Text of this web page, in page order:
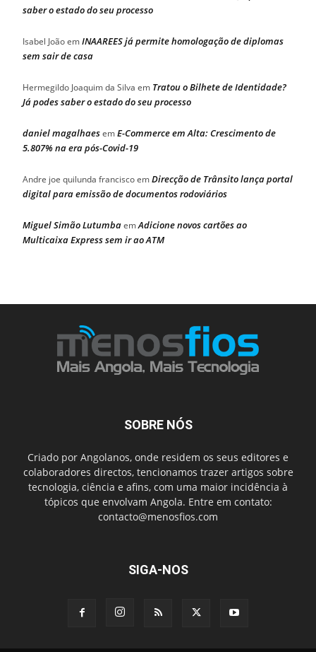
saber o estado do seu processo
Isabel JoãoemINAAREES já permite homologação de diplomas
sem sair de casa
Hermegildo Joaquim da Silva em Tratou o Bilhete de Identidade?
Já podes saber o estado do seu processo
daniel magalhaesemE-Commerce em Alta: Crescimento de
5.807% na era pós-Covid-19
Andre joe quilunda franciscoemDirecção de Trânsito lança portal
digital para emissão de documentos rodoviários
Miguel Simão LutumbaemAdicione novos cartões ao
Multicaixa Express sem ir ao ATM
SOBRE NÓS
Criado por Angolanos, onde residem os seus editores e
colaboradores directos, tencionamos trazer artigos sobre
tecnologia, ciência e afins, com uma maior incidência à
tópicos que envolvam Angola. Entre em contato:
contacto@menosfios.com
SIGA-NOS